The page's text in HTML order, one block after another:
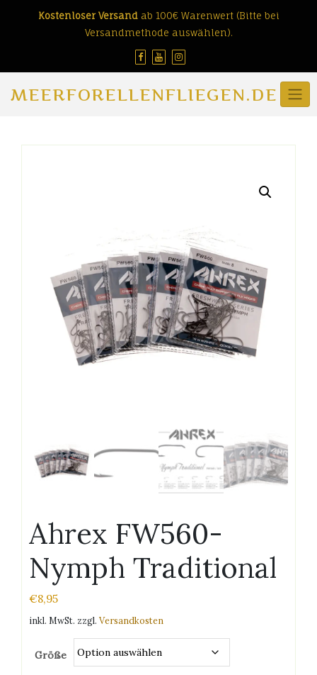
Kostenloser Versandab 100€ Warenwert (Bitte bei
Versandmethode auswählen).
MEERFORELLENFLIEGEN.DE
Ahrex FW560-
Nymph Traditional
€8,95
inkl. MwSt. zzgl. Versandkosten
Größe